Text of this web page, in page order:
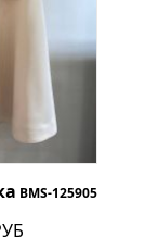
BMS-125905